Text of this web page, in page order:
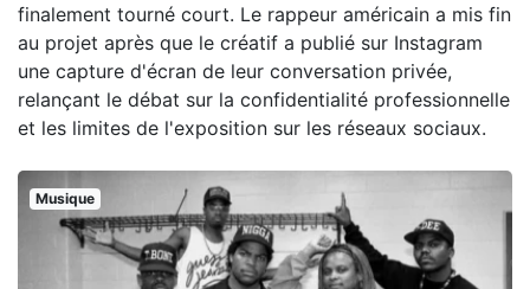
finalement tourné court. Le rappeur américain a mis fin
au projet après que le créatif a publié sur Instagram
une capture d'écran de leur conversation privée,
relançant le débat sur la confidentialité professionnelle
et les limites de l'exposition sur les réseaux sociaux.
Musique